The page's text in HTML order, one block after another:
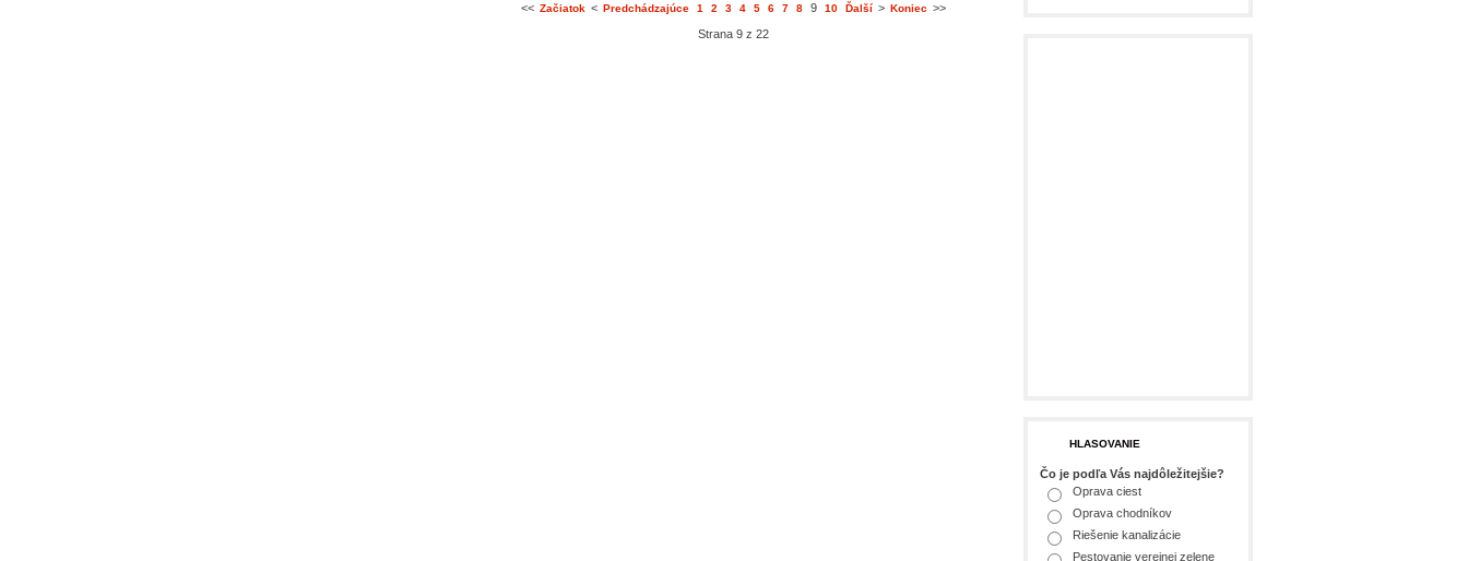
<< Začiatok < Predchádzajúce 1 2 3 4 5 6 7 8 9 10 Ďalší > Koniec >>
Strana 9 z 22
HLASOVANIE
Čo je podľa Vás najdôležitejšie?
Oprava ciest
Oprava chodníkov
Riešenie kanalizácie
Pestovanie verejnej zelene